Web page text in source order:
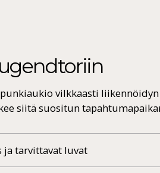
vilkkaasti
siitä suositun
ja tarvittavat luvat